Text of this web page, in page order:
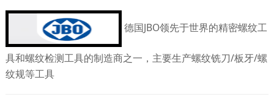
德国JBO领先于世界的精密螺纹工
具和螺纹检测工具的制造商之一，主要生产螺纹铣刀/板牙/螺
纹规等工具